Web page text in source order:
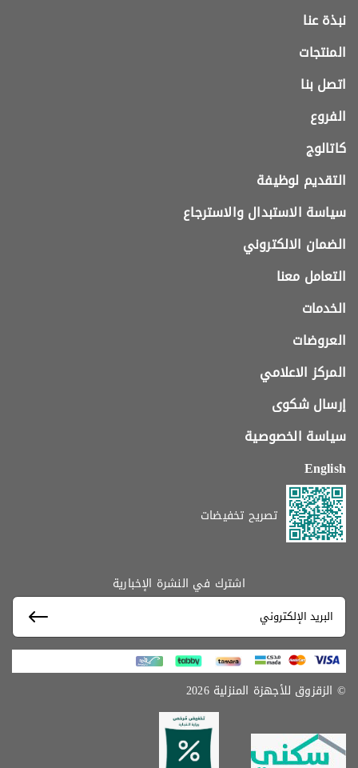
نبذة عنا
المنتجات
اتصل بنا
الفروع
كاتالوج
التقديم لوظيفة
سياسة الاستبدال والاسترجاع
الضمان الالكتروني
التعامل معنا
الخدمات
العروضات
المركز الاعلامي
إرسال شكوى
سياسة الخصوصية
English
تصريح تخفيضات
اشترك في النشرة الإخبارية
© الزقزوق للأجهزة المنزلية 2026